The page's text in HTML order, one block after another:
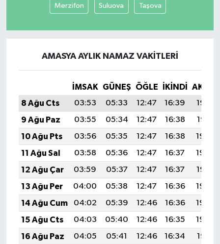
Merzifon Suluova Taşova
AMASYA AYLIK NAMAZ VAKITLERI
İMSAK GÜNEŞ ÖĞLE İKINDI
8 Ağu Cts
03:53 05:33 12:47 16:39
19:52
9 Ağu Paz
03:55 05:34 12:47 16:38
19:51
10 Ağu Pts
03:56 05:35 12:47 16:38
19:49
11 Ağu Sal
03:58 05:36 12:47 16:37
19:48
12 Ağu Çar
03:59 05:37 12:47 16:37
19:47
13 Ağu Per
04:00 05:38 12:47 16:36
19:46
14 Ağu Cum
04:02 05:39 12:46 16:36
19:44
15 Ağu Cts
04:03 05:40 12:46 16:35
19:43
16 Ağu Paz
04:05 05:41 12:46 16:34
19:41